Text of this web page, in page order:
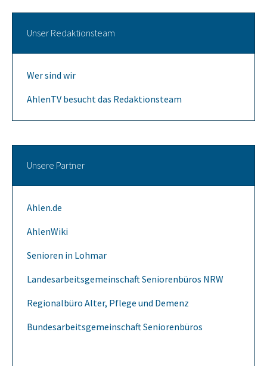
Unser Redaktionsteam
Wer sind wir
AhlenTV besucht das Redaktionsteam
Unsere Partner
Ahlen.de
AhlenWiki
Senioren in Lohmar
Landesarbeitsgemeinschaft Seniorenbüros NRW
Regionalbüro Alter, Pflege und Demenz
Bundesarbeitsgemeinschaft Seniorenbüros